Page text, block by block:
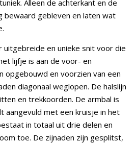
Alleen de achterkant en de
bewaard gebleven en laten wat
uitgebreide en unieke snit voor die
lijfje is aan de voor- en
opgebouwd en voorzien van een
diagonaal weglopen. De halslijn
en trekkoorden. De armbal is
aangevuld met een kruisje in het
in totaal uit drie delen en
toe. De zijnaden zijn gesplitst,